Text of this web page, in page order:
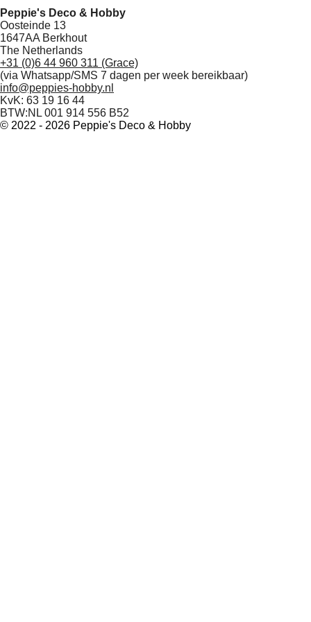
Peppie's Deco & Hobby
Oosteinde 13
1647AA Berkhout
The Netherlands
+31 (0)6 44 960 311 (Grace)
(via Whatsapp/SMS 7 dagen per week bereikbaar)
info@peppies-hobby.nl
KvK: 63 19 16 44
BTW:NL 001 914 556 B52
© 2022 - 2026 Peppie's Deco & Hobby